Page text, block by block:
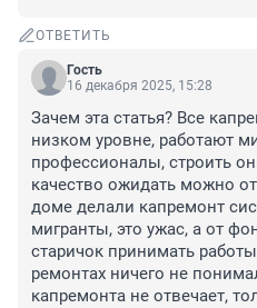
ОТВЕТИТЬ
Гость
16 декабря 2025, 15:28
Зачем эта статья? Все
низком уровне, работают
профессионалы, строить
качество ожидать можно
доме делали капремонт
мигранты, это ужас, а от
старичок принимать
ремонтах ничего не
капремонта не отвечает,